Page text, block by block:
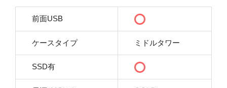
前面USB
ケースタイプ ミドルタワー
SSD有